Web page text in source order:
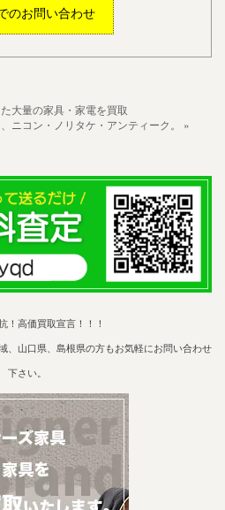
のお問い合わせ
大量の家具・家電を買取
ニコン・ノリタケ・アンティーク。 »
！高価買取宣言！！！
、山口県、島根県の方もお気軽にお問い合わせ
下さい。